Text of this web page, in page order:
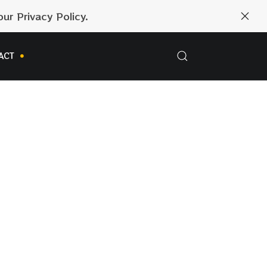
Privacy Policy.